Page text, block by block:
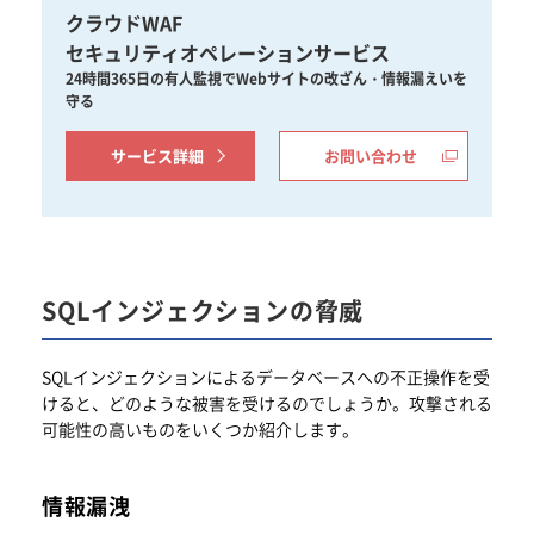
クラウドWAF
セキュリティオペレーションサービス
24時間365日の有人監視でWebサイトの改ざん・情報漏えいを
守る
サービス詳細 お問い合わせ
SQLインジェクションの脅威
SQLインジェクションによるデータベースへの不正操作を受
けると、どのような被害を受けるのでしょうか。攻撃される
可能性の高いものをいくつか紹介します。
情報漏洩